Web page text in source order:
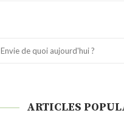
ARTICLES